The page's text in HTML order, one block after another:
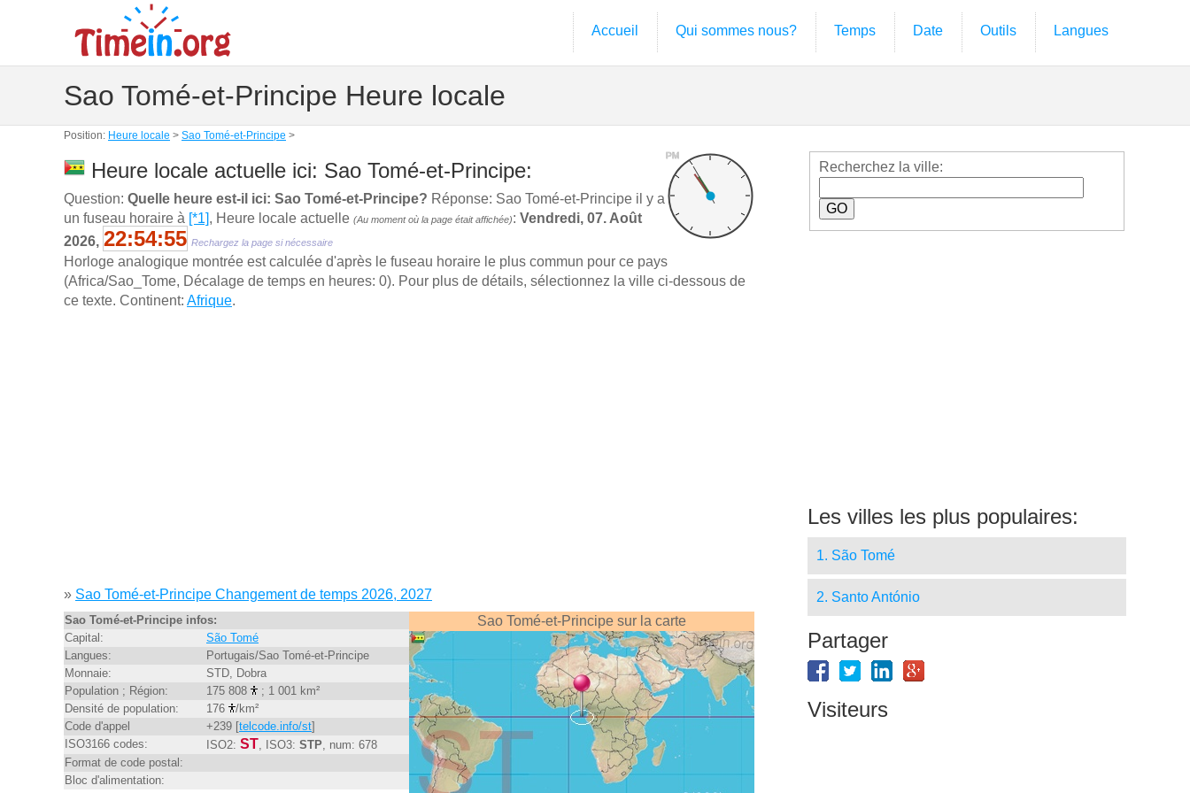
Accueil Qui sommes nous? Temps Date Outils Langues
Sao Tomé-et-Principe Heure locale
Position: Heure locale > Sao Tomé-et-Principe >
PM
Heure locale actuelle ici: Sao Tomé-et-Principe:
Question: Quelle heure est-il ici: Sao Tomé-et-Principe? Réponse: Sao Tomé-et-Principe il y a
un fuseau horaire à [*1], Heure locale actuelle (Au moment où la page était affichée): Vendredi, 07. Août
2026, 22:54:56 Rechargez la page si nécessaire
Horloge analogique montrée est calculée d'aprѐs le fuseau horaire le plus commun pour ce pays
(Africa/Sao_Tome, Décalage de temps en heures: 0). Pour plus de détails, sélectionnez la ville ci-dessous de
ce texte. Continent: Afrique.
» Sao Tomé-et-Principe Changement de temps 2026, 2027
Sao Tomé-et-Principe infos:
Capital:
São Tomé
Langues:
Portugais/Sao Tomé-et-Principe
Monnaie:
STD, Dobra
Population ; Région:
175 808
; 1 001 km²
Densité de population:
176
/km²
Code d'appel
+239 [telcode.info/st]
ISO3166 codes:
ISO2: ST, ISO3: STP, num: 678
Format de code postal:
Bloc d'alimentation:
Sao Tomé-et-Principe sur la carte
Recherchez la ville:
Les villes les plus populaires:
1. São Tomé
2. Santo António
Partager
Visiteurs